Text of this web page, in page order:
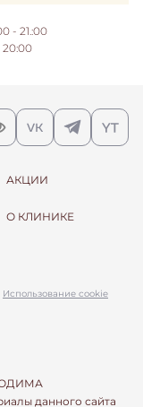
- 21.:00
20:00
АКЦИИ
О КЛИНИКЕ
Использование cookie
данного сайта